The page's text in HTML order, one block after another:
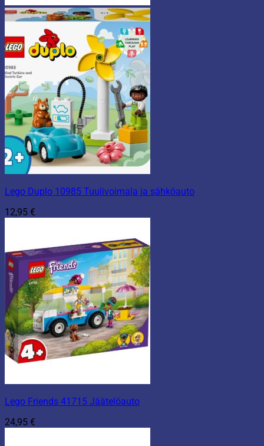
Lego Duplo 10985 Tuulivoimala ja sähköauto
12,95 €
Lego Friends 41715 Jäätelöauto
24,95 €